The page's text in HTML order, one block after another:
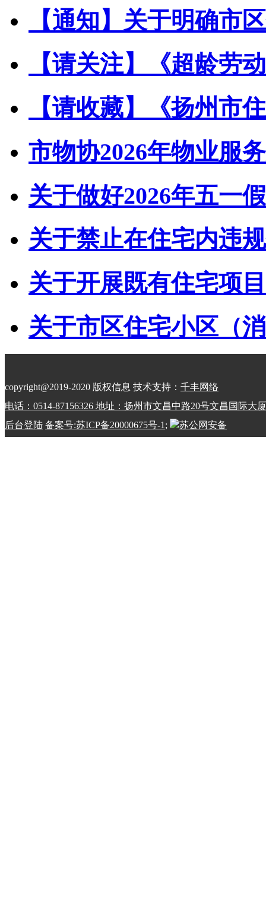
【通知】关于明确市
【请关注】《超龄劳
【请收藏】《扬州市
市物协2026年物业服
关于做好2026年五一
关于禁止在住宅内违
关于开展既有住宅项
关于市区住宅小区（
copyright@2019-2020 版权信息 技术支持： 千丰网络
电话：0514-87156326 地址：扬州市文昌中路20号文昌国际大厦
后台登陆 备案号:苏ICP备20000675号-1;
苏公网安备